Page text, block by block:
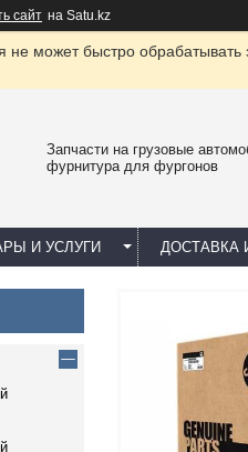
сайт на Satu.kz
не может быстро
Запчасти на грузовые
фурнитура для фургонов
И УСЛУГИ ДОСТАВКА